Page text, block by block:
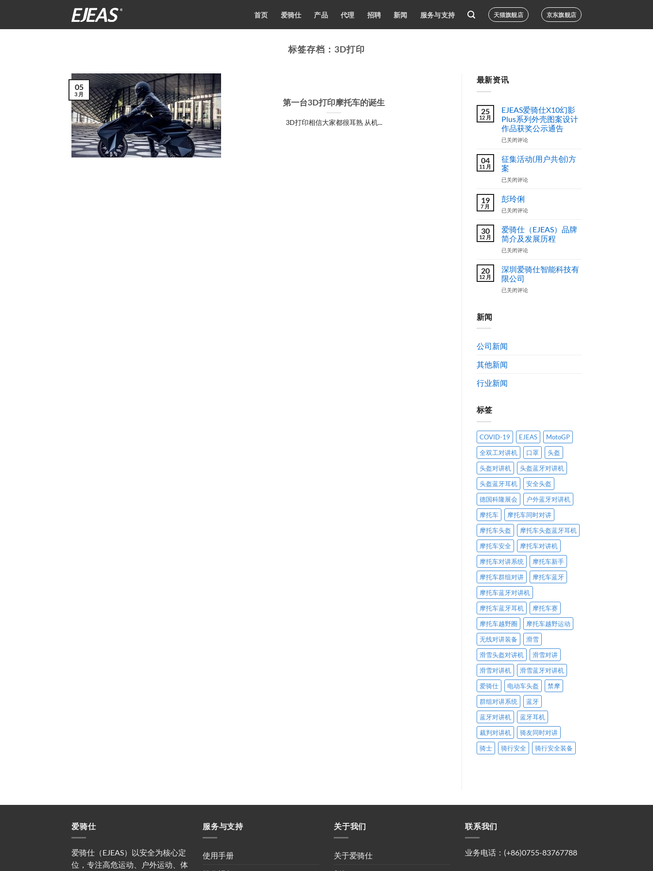
内
首页 爱骑仕 产品 代理 招聘 新闻 服务与支持 天猫旗舰店 京东旗舰店
标签存档： 3D打印
第一台3D打印摩托车的诞生
3D打印相信大家都很耳熟 从机...
05
3 月
最新资讯
25
12 月
EJEAS爱骑仕X10幻影
Plus系列外壳图案设计
作品获奖公示通告
EJEAS
骑
仕
X10
幻
Plus
系
列
壳
图
案
设
作
品
获
已关闭评论
04
11 月
征集活动(用户共创)方
案
征
活
动
(用
共
创)
案
已关闭评论
19
7 月
彭玲俐
彭
俐
已关闭评论
30
12 月
爱骑仕（EJEAS）品牌
简介及发展历程
爱
仕
（EJEAS）
品
牌
程
已关闭评论
20
12 月
深圳爱骑仕智能科技有
限公司
深
科
有
公
司
已关闭评论
新闻
公司新闻
其他新闻
行业新闻
标签
COVID-19 EJEAS
MotoGP
全双工对讲机
口罩
头盔
头盔对讲机
头盔蓝牙对讲机
头盔蓝牙耳机
安全头盔
德国科隆展会
户外蓝牙对讲机
摩托车
摩托车同时对讲
摩托车头盔
摩托车头盔蓝牙耳机
摩托车安全
摩托车对讲机
摩托车对讲系统
摩托车新手
摩托车群组对讲
摩托车蓝牙
摩托车蓝牙对讲机
摩托车蓝牙耳机
摩托车赛
摩托车越野圈
摩托车越野运动
无线对讲装备
滑雪
滑雪头盔对讲机
滑雪对讲
滑雪对讲机
滑雪蓝牙对讲机
爱骑仕
电动车头盔
禁摩
群组对讲系统
蓝牙
蓝牙对讲机
蓝牙耳机
裁判对讲机
骑友同时对讲
骑士
骑行安全 骑行安全装备
爱骑仕
爱骑仕（EJEAS）以安全为核心定
位，专注高危运动、户外运动、体
服务与支持
使用手册
关于我们
关于爱骑仕
联系我们
业务电话：(+86)0755-83767788